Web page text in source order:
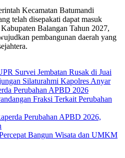
Kecamatan Batumandi
telah disepakati dapat masuk
Balangan Tahun 2027,
pembangunan daerah yang
Survei Jembatan Rusak di Juai
Silaturahmi Kapolres Anyar
Perubahan APBD 2026
Fraksi Terkait Perubahan
Perubahan APBD 2026,
Bangun Wisata dan UMKM